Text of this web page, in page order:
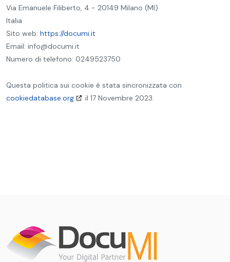
Via Emanuele Filiberto, 4 - 20149 Milano (MI)
Italia
Sito web: https://documi.it
Email: info@documi.it
Numero di telefono: 0249523750
Questa politica sui cookie è stata sincronizzata con
cookiedatabase.org
il 17 Novembre 2023.